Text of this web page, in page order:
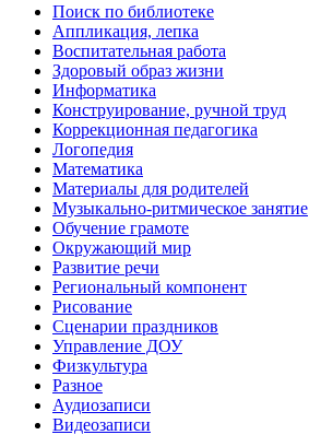
Поиск по библиотеке
Аппликация, лепка
Воспитательная работа
Здоровый образ жизни
Информатика
Конструирование, ручной труд
Коррекционная педагогика
Логопедия
Математика
Материалы для родителей
Музыкально-ритмическое занятие
Обучение грамоте
Окружающий мир
Развитие речи
Региональный компонент
Рисование
Сценарии праздников
Управление ДОУ
Физкультура
Разное
Аудиозаписи
Видеозаписи